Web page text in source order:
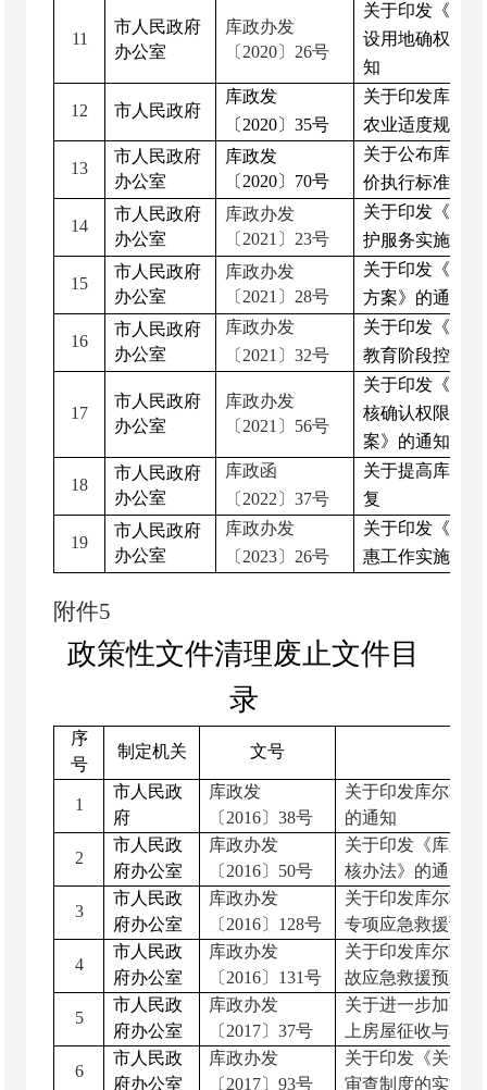
11
市人民政府
办公室
库政办发
〔 2020〕 26号
关于印发《库
设用地确权登
知
12 市人民政府
库政发
〔 2020〕 35号
关于印发库尔
农业适度规模
13
市人民政府
办公室
库政发
〔 2020〕 70号
关于公布库尔
价执行标准的
14
市人民政府
办公室
库政办发
〔 2021 〕 23号
关于印发《库
护服务实施方
15
市人民政府
办公室
库政办发
〔 2021 〕 28号
关于印发《库
方案》的通知
16
市人民政府
办公室
库政办发
〔 2021 〕 32号
关于印发《库
教育阶段控辍
17
市人民政府
办公室
库政办发
〔 2021 〕 56号
关于印发《库
核确认权限下
案》的通知
18
市人民政府
办公室
库政函
〔 2022 〕 37号
关于提高库尔
复
19
市人民政府
办公室
库政办发
〔 2023〕 26号
关于印发《库
惠工作实施方
附件5
政策性文件清理废止文件目
录
序
号
制定机关 文号
1
市人民政
府
库政发
〔 2016〕 38号
关于印发库尔勒
的通知
2
市人民政
府办公室
库政办发
〔 2016〕 50号
关于印发《库尔
核办法》的通知
3
市人民政
府办公室
库政办发
〔 2016〕 128号
关于印发库尔勒
专项应急救援预
4
市人民政
府办公室
库政办发
〔 2016〕 131号
关于印发库尔勒
故应急救援预案的
5
市人民政
府办公室
库政办发
〔 2017〕 37号
关于进一步加强
上房屋征收与补
6
市人民政
府办公室
库政办发
〔 2017〕 93号
关于印发《关于
审查制度的实施